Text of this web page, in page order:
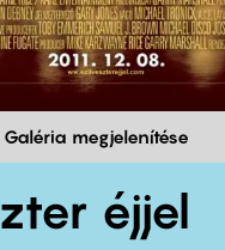
Galéria megjelenítése
éjjel